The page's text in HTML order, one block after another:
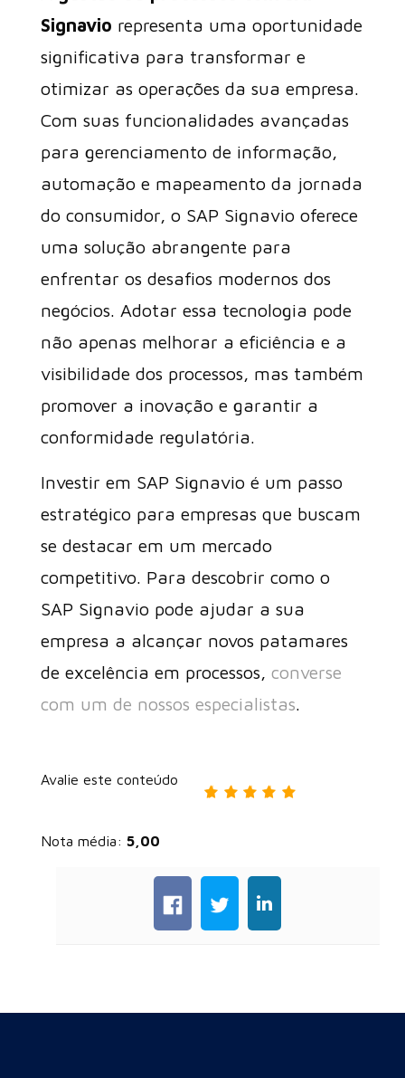
Signavio representa uma oportunidade
significativa para transformar e
otimizar as operações da sua empresa.
Com suas funcionalidades avançadas
para gerenciamento de informação,
automação e mapeamento da jornada
do consumidor, o SAP Signavio oferece
uma solução abrangente para
enfrentar os desafios modernos dos
negócios. Adotar essa tecnologia pode
não apenas melhorar a eficiência e a
visibilidade dos processos, mas também
promover a inovação e garantir a
conformidade regulatória.
Investir em SAP Signavio é um passo
estratégico para empresas que buscam
se destacar em um mercado
competitivo. Para descobrir como o
SAP Signavio pode ajudar a sua
empresa a alcançar novos patamares
de excelência em processos, converse
com um de nossos especialistas.
Avalie este conteúdo
Nota média: 5,00